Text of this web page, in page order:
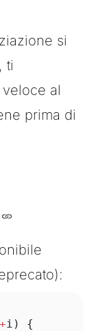
si
ti
al
prima di
i) {